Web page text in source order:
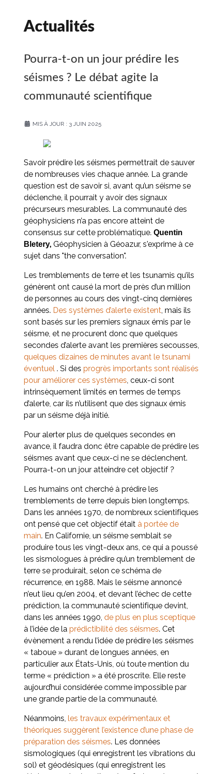
Actualités
Pourra-t-on un jour prédire les
séismes ? Le débat agite la
communauté scientifique
MIS À JOUR : 3 JUIN 2025
Savoir prédire les séismes permettrait de sauver
de nombreuses vies chaque année. La grande
question est de savoir si, avant qu’un séisme se
déclenche, il pourrait y avoir des signaux
précurseurs mesurables. La communauté des
géophysiciens n’a pas encore atteint de
consensus sur cette problématique. Quentin
Bletery, Géophysicien à Géoazur, s'exprime à ce
sujet dans "the conversation".
Les tremblements de terre et les tsunamis qu’ils
génèrent ont causé la mort de près d’un million
de personnes au cours des vingt-cinq dernières
années. Des systèmes d’alerte existent , mais ils
sont basés sur les premiers signaux émis par le
séisme, et ne procurent donc que quelques
secondes d’alerte avant les premières secousses,
quelques dizaines de minutes avant le tsunami
éventuel . Si des progrès importants sont réalisés
pour améliorer ces systèmes , ceux-ci sont
intrinsèquement limités en termes de temps
d’alerte, car ils n’utilisent que des signaux émis
par un séisme déjà initié.
Pour alerter plus de quelques secondes en
avance, il faudra donc être capable de prédire les
séismes avant que ceux-ci ne se déclenchent.
Pourra-t-on un jour atteindre cet objectif ?
Les humains ont cherché à prédire les
tremblements de terre depuis bien longtemps.
Dans les années 1970, de nombreux scientifiques
ont pensé que cet objectif était à portée de
main. En Californie, un séisme semblait se
produire tous les vingt-deux ans, ce qui a poussé
les sismologues à prédire qu’un tremblement de
terre se produirait, selon ce schéma de
récurrence, en 1988. Mais le séisme annoncé
n’eut lieu qu’en 2004, et devant l’échec de cette
prédiction, la communauté scientifique devint,
dans les années 1990, de plus en plus sceptique
à l’idée de la prédictibilité des séismes. Cet
évènement a rendu l’idée de prédire les séismes
« taboue » durant de longues années, en
particulier aux États-Unis, où toute mention du
terme « prédiction » a été proscrite. Elle reste
aujourd’hui considérée comme impossible par
une grande partie de la communauté.
Néanmoins, les travaux expérimentaux et
théoriques suggèrent l’existence d’une phase de
préparation des séismes. Les données
sismologiques (qui enregistrent les vibrations du
sol) et géodésiques (qui enregistrent les